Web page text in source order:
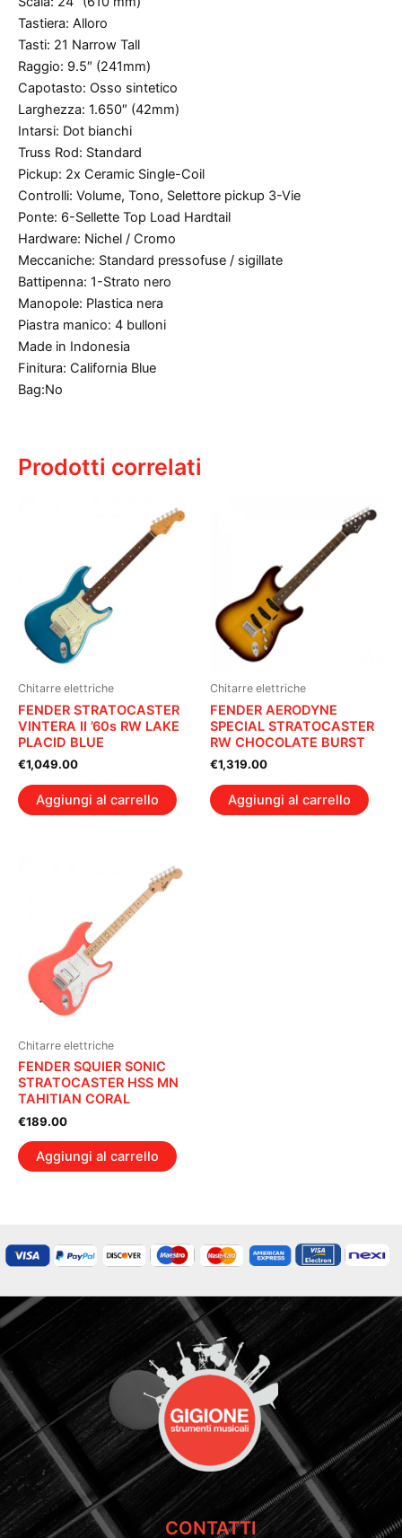
Tastiera: Alloro
Tasti: 21 Narrow Tall
Raggio: 9.5″ (241mm)
Capotasto: Osso sintetico
Larghezza: 1.650″ (42mm)
Intarsi: Dot bianchi
Truss Rod: Standard
Pickup: 2x Ceramic Single-Coil
Controlli: Volume, Tono, Selettore pickup 3-Vie
Ponte: 6-Sellette Top Load Hardtail
Hardware: Nichel / Cromo
Meccaniche: Standard pressofuse / sigillate
Battipenna: 1-Strato nero
Manopole: Plastica nera
Piastra manico: 4 bulloni
Made in Indonesia
Finitura: California Blue
Bag:No
Prodotti correlati
Chitarre elettriche
FENDER STRATOCASTER
VINTERA II ’60s RW LAKE
PLACID BLUE
€1,049.00
Aggiungi al carrello
Chitarre elettriche
FENDER AERODYNE
SPECIAL STRATOCASTER
RW CHOCOLATE BURST
€1,319.00
Aggiungi al carrello
Chitarre elettriche
FENDER SQUIER SONIC
STRATOCASTER HSS MN
TAHITIAN CORAL
€189.00
Aggiungi al carrello
CONTATTI